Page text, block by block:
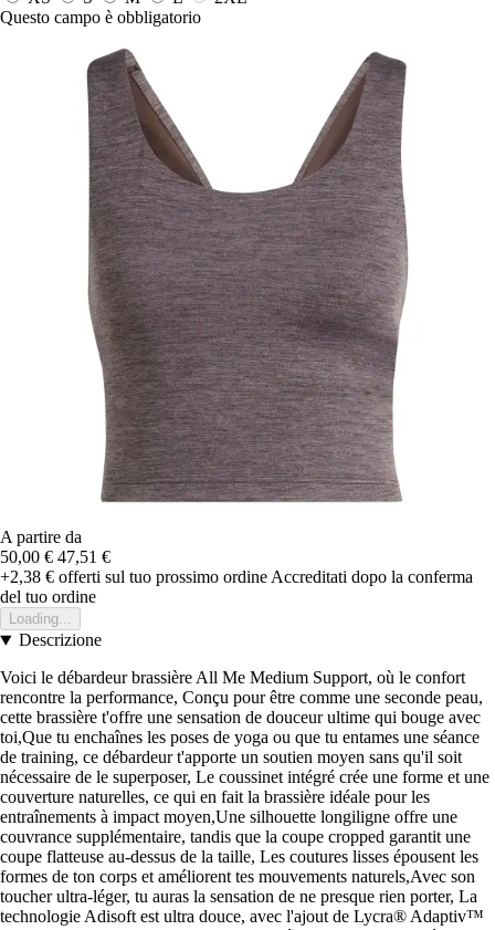
Questo campo è obbligatorio
A partire da
50,00 € 47,51 €
+2,38 € offerti sul tuo prossimo ordineAccreditati dopo la conferma
del tuo ordine
Loading...
Descrizione
Voici le débardeur brassière All Me Medium Support, où le confort
rencontre la performance, Conçu pour être comme une seconde peau,
cette brassière t'offre une sensation de douceur ultime qui bouge avec
toi,Que tu enchaînes les poses de yoga ou que tu entames une séance
de training, ce débardeur t'apporte un soutien moyen sans qu'il soit
nécessaire de le superposer, Le coussinet intégré crée une forme et une
couverture naturelles, ce qui en fait la brassière idéale pour les
entraînements à impact moyen,Une silhouette longiligne offre une
couvrance supplémentaire, tandis que la coupe cropped garantit une
coupe flatteuse au-dessus de la taille, Les coutures lisses épousent les
formes de ton corps et améliorent tes mouvements naturels,Avec son
toucher ultra-léger, tu auras la sensation de ne presque rien porter, La
technologie Adisoft est ultra douce, avec l'ajout de Lycra® Adaptiv™